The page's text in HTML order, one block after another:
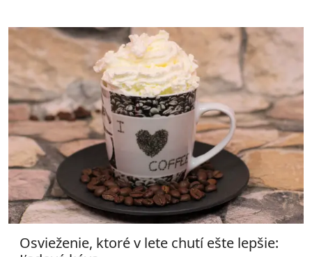
Osvieženie, ktoré v lete chutí ešte lepšie: